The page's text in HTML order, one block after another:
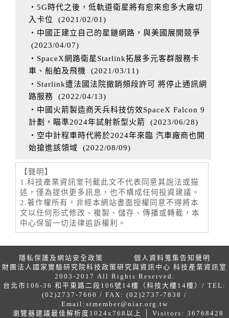
‧5G時代之後，低軌道衛星將有愈來愈多大廠切
入卡位
(2021/02/01 )
‧中國正建立自己的星鏈網路，與美國展開競爭
(2023/04/07)
‧SpaceX網路衛星Starlink拓展多元客群服務卡
車、船舶及飛機
(2021/03/11 )
‧Starlink遭法國法院撤銷頻段許可 將停止通訊網
路服務 (2022/04/13)
‧中國火箭製造商天兵科技仿效SpaceX Falcon 9
計劃，瞄準2024年試射新型火箭 (2023/06/28)
‧空中計程車時代將於2024年來臨 汽車廠商也開
始搶進該領域 (2022/08/09)
【聲明】
1.科技產業資訊室刊載此文不代表同意其說法或描
述，僅為提供更多訊息，也不構成任何投資建議。
2.著作權所有，非經本網站書面授權同意不得將本
文以任何形式修改、複製、儲存、傳播或轉載，本
中心保留一切法律追訴權利。
隱私保護及網站安全政策
個人資料蒐集告知聲明
財團法人國家實驗研究院科技政策研究與資訊中心 科技產業資訊室
2003-2017 All Rights Reserved.
台北市106-36 和平東路二段106號14樓（科技大樓14樓）/ TEL:
(02)2737-7660 / FAX: (02)2737-7838 /
Email: stmember@niar.org.tw
瀏覽器建議最佳解析度1024x768以上 │ Visitors: 36768428